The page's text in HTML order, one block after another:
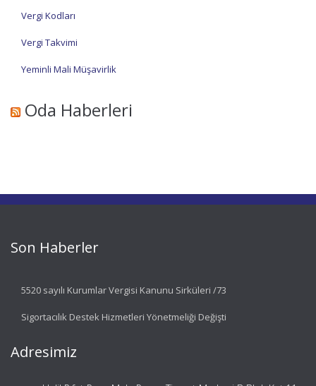
Vergi Kodları
Vergi Takvimi
Yeminli Mali Müşavirlik
Oda Haberleri
Son Haberler
5520 sayılı Kurumlar Vergisi Kanunu Sirküleri /73
Sigortacılık Destek Hizmetleri Yönetmeliği Değişti
Adresimiz